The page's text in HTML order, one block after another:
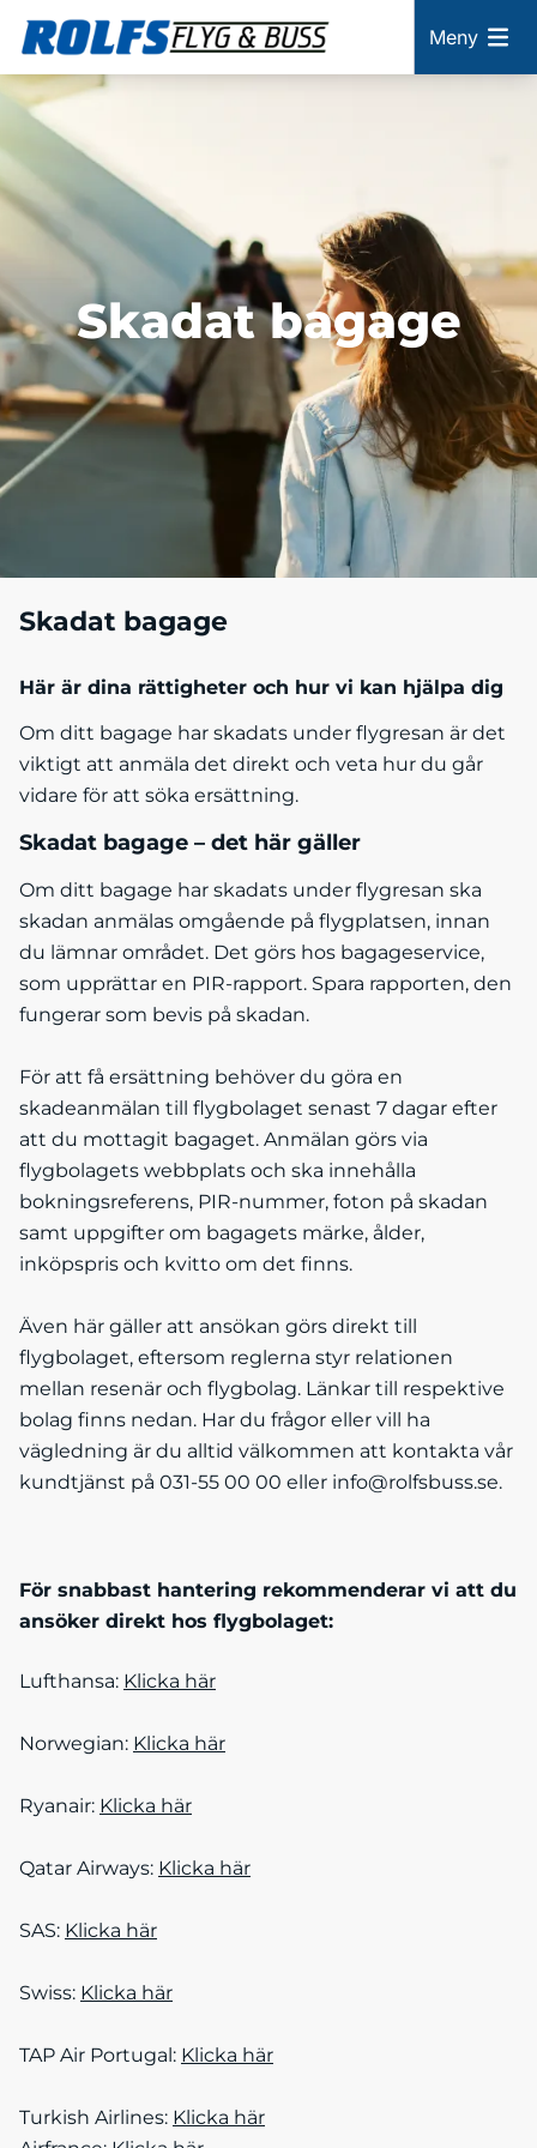
Meny
Skadat bagage
Skadat bagage
Här är dina rättigheter och hur vi kan hjälpa dig
Om ditt bagage har skadats under flygresan är det
viktigt att anmäla det direkt och veta hur du går
vidare för att söka ersättning.
Skadat bagage – det här gäller
Om ditt bagage har skadats under flygresan ska
skadan anmälas omgående på flygplatsen, innan
du lämnar området. Det görs hos bagageservice,
som upprättar en PIR-rapport. Spara rapporten, den
fungerar som bevis på skadan.
För att få ersättning behöver du göra en
skadeanmälan till flygbolaget senast 7 dagar efter
att du mottagit bagaget. Anmälan görs via
flygbolagets webbplats och ska innehålla
bokningsreferens, PIR-nummer, foton på skadan
samt uppgifter om bagagets märke, ålder,
inköpspris och kvitto om det finns.
Även här gäller att ansökan görs direkt till
flygbolaget, eftersom reglerna styr relationen
mellan resenär och flygbolag. Länkar till respektive
bolag finns nedan. Har du frågor eller vill ha
vägledning är du alltid välkommen att kontakta vår
kundtjänst på 031-55 00 00 eller info@rolfsbuss.se.
För snabbast hantering rekommenderar vi att du
ansöker direkt hos flygbolaget:
Lufthansa: Klicka här
Norwegian: Klicka här
Ryanair: Klicka här
Qatar Airways: Klicka här
SAS: Klicka här
Swiss: Klicka här
TAP Air Portugal: Klicka här
Turkish Airlines: Klicka här